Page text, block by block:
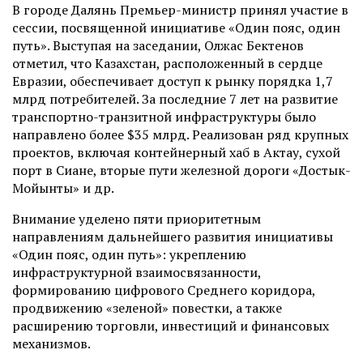
В городе Далянь Премьер-министр принял участие в
сессии, посвященной инициативе «Один пояс, один
путь». Выступая на заседании, Олжас Бектенов
отметил, что Казахстан, расположенный в сердце
Евразии, обеспечивает доступ к рынку порядка 1,7
млрд потребителей. За последние 7 лет на развитие
транспортно-транзитной инфраструктуры было
направлено более $35 млрд. Реализован ряд крупных
проектов, включая контейнерный хаб в Актау, сухой
порт в Сиане, вторые пути железной дороги «Достык-
Мойынты» и др.
Внимание уделено пяти приоритетным
направлениям дальнейшего развития инициативы
«Один пояс, один путь»: укреплению
инфраструктурной взаимосвязанности,
формированию цифрового Среднего коридора,
продвижению «зеленой» повестки, а также
расширению торговли, инвестиций и финансовых
механизмов.